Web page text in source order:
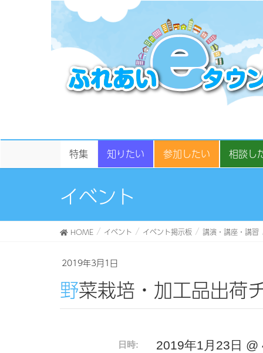
特集 知りたい 参加したい 相談し
イベント
HOME イベント イベント掲示板 講演・講座・講習
2019年3月1日
野菜栽培・加工品出
日時: 2019年1月23日